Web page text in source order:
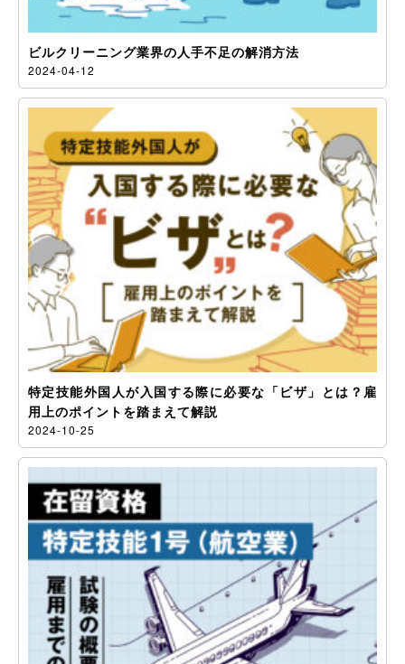
ビルクリーニング業界の人手不足の解消方法
2024-04-12
特定技能外国人が入国する際に必要な「ビザ」とは？雇
用上のポイントを踏まえて解説
2024-10-25